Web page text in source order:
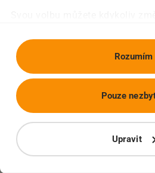
Rozumím
Upravit
Pouze